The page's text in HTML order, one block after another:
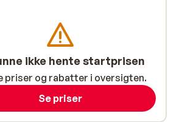
ikke hente startprisen
priser og rabatter i oversigten.
Se priser